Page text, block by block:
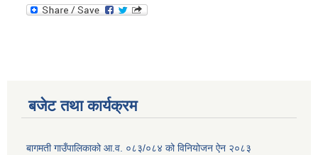
बजेट तथा कार्यक्रम
बागमती गाउँपालिकाको आ.व. ०८३/०८४ को विनियोजन ऐन २०८३